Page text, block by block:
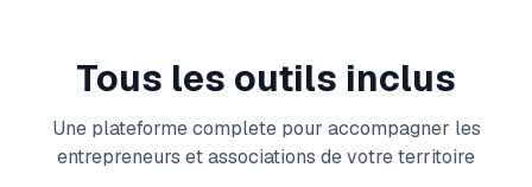
Tous les outils inclus
Une plateforme complete pour accompagner les
entrepreneurs et associations de votre territoire